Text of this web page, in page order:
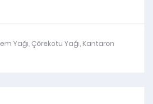
Yağı, Çörekotu Yağı, Kantaron